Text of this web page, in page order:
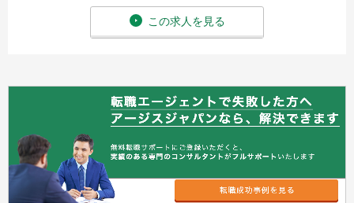
この求人を見る